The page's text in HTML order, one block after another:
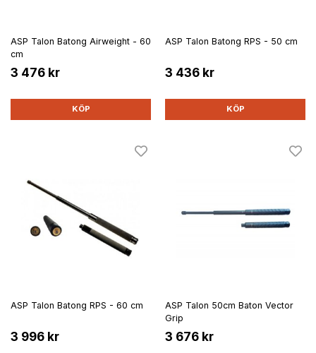
ASP Talon Batong Airweight - 60
cm
3 476 kr
KÖP
ASP Talon Batong RPS - 50 cm
3 436 kr
KÖP
ASP Talon Batong RPS - 60 cm
3 996 kr
ASP Talon 50cm Baton Vector
Grip
3 676 kr